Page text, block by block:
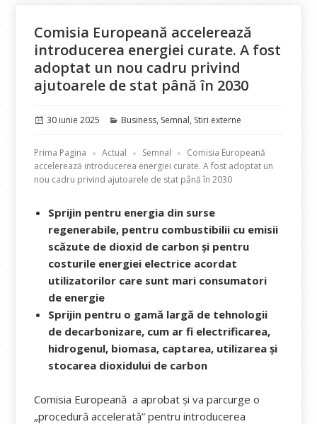
Comisia Europeană accelerează
introducerea energiei curate. A fost
adoptat un nou cadru privind
ajutoarele de stat până în 2030
Publicat
30 iunie 2025 Categorii
Business, Semnal, Stiri externe
Prima Pagina Actual Semnal
Comisia Europeană
accelerează introducerea energiei curate. A fost adoptat un
nou cadru privind ajutoarele de stat până în 2030
Sprijin pentru energia din surse
regenerabile, pentru combustibilii cu emisii
scăzute de dioxid de carbon și pentru
costurile energiei electrice acordat
utilizatorilor care sunt mari consumatori
de energie
Sprijin pentru o gamă largă de tehnologii
de decarbonizare, cum ar fi electrificarea,
hidrogenul, biomasa, captarea, utilizarea și
stocarea dioxidului de carbon
Comisia Europeană a aprobat și va parcurge o
„procedură accelerată” pentru introducerea